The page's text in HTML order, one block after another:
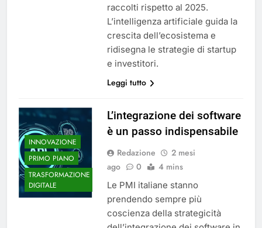
raccolti rispetto al 2025.
L’intelligenza artificiale guida la
crescita dell’ecosistema e
ridisegna le strategie di startup
e investitori.
Leggi tutto
INNOVAZIONE
PRIMO PIANO
TRASFORMAZIONE
DIGITALE
L’integrazione dei software
è un passo indispensabile
Redazione
2 mesi
ago
0 4 mins
Le PMI italiane stanno
prendendo sempre più
coscienza della strategicità